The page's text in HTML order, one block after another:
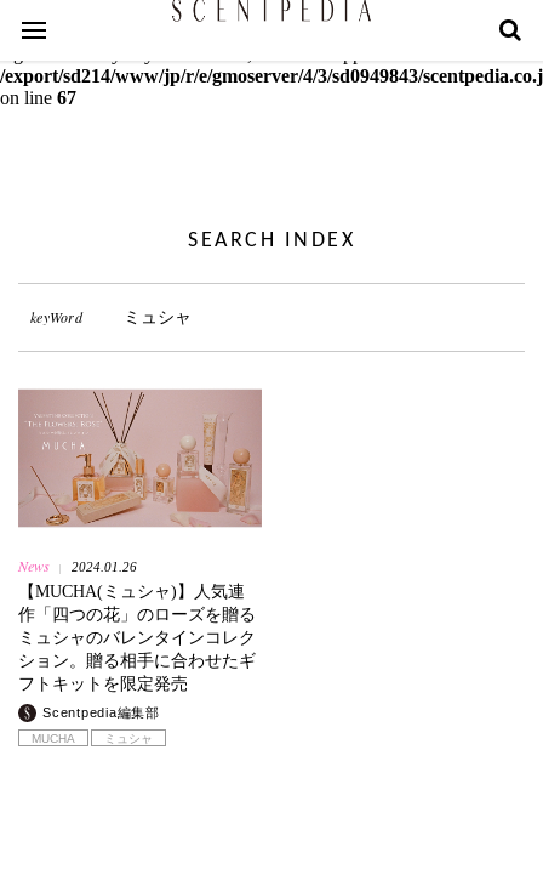
Warning
: mcrypt_decrypt(): Key of size 18 not supported by this
/export/sd214/www/jp/r/e/gmoserver/4/3/sd0949843/
on line 67
SEARCH INDEX
keyWord ミュシャ
News 2024.01.26
【MUCHA(ミュシャ)】人気連
作「四つの花」のローズを贈る
ミュシャのバレンタインコレク
ション。贈る相手に合わせたギ
フトキットを限定発売
Scentpedia編集部
MUCHA ミュシャ